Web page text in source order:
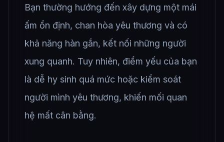
Bạn thường hướng đến xây dựng một mái
ấm ổn định, chan hòa yêu thương và có
khả năng hàn gắn, kết nối những người
xung quanh. Tuy nhiên, điểm yếu của bạn
là dễ hy sinh quá mức hoặc kiểm soát
người mình yêu thương, khiến mối quan
hệ mất cân bằng.